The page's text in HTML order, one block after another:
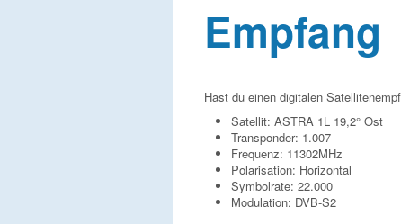
Empfang
Hast du einen digitalen
Satellit: ASTRA 1L 19,2° Ost
Transponder: 1.007
Frequenz: 11302MHz
Polarisation: Horizontal
Symbolrate: 22.000
Modulation: DVB-S2